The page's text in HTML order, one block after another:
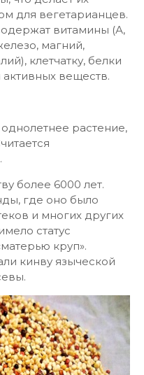
для вегетарианцев.
витамины (А,
магний,
клетчатку, белки
веществ.
растение,
более 6000 лет.
где оно было
и многих других
статус
круп».
кинву языческой